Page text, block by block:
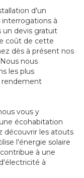
d'un
à
un devis gratuit
coût de cette
dès à présent nos
nous
les plus
rendement
vous y
écohabitation
découvrir les atouts
l'énergie solaire
à une
à